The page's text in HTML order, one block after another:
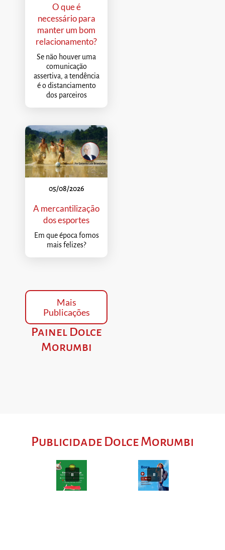
O que é
necessário para
manter um bom
relacionamento?
Se não houver uma
comunicação
assertiva, a tendência
é o distanciamento
dos parceiros
05/08/2026
A mercantilização
dos esportes
Em que época fomos
mais felizes?
Mais
Publicações
Painel Dolce
Morumbi
Publicidade Dolce Morumbi